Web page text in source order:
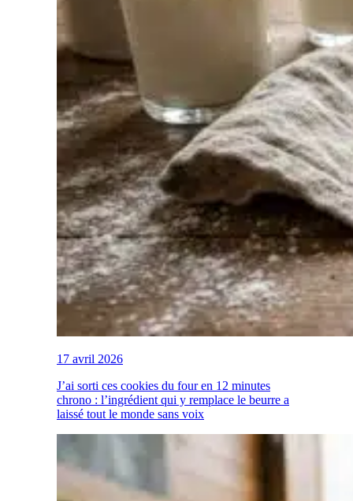
17 avril 2026
J’ai sorti ces cookies du four en 12 minutes
chrono : l’ingrédient qui y remplace le beurre a
laissé tout le monde sans voix